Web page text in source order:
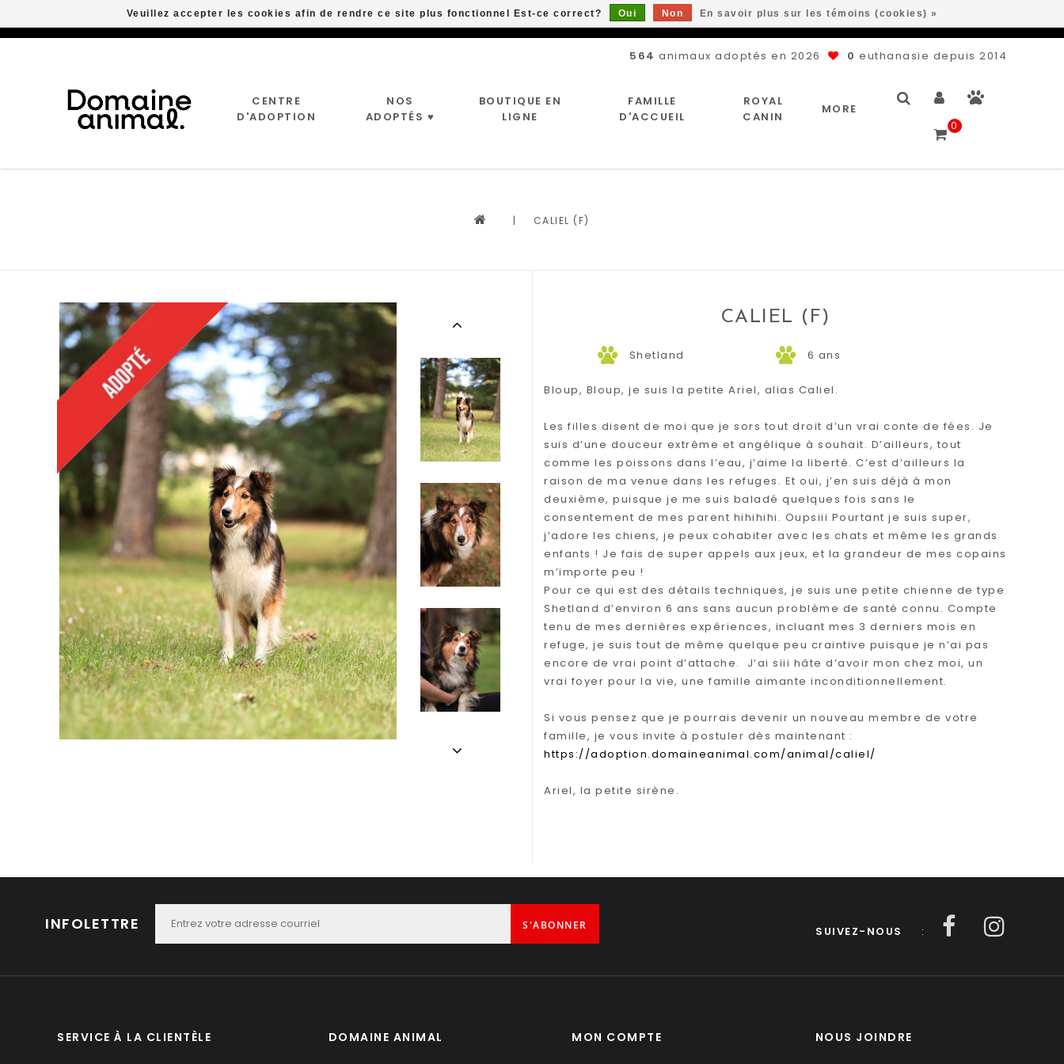
564 animaux adoptés en 2026 0 euthanasie depuis 2014
CENTRE
D'ADOPTION
NOS
ADOPTÉS ♥
BOUTIQUE EN
LIGNE
FAMILLE
D'ACCUEIL
ROYAL
CANIN
MORE
0
| CALIEL (F)
CALIEL (F)
Shetland 6 ans
Bloup, Bloup, je suis la petite Ariel, alias Caliel.
Les filles disent de moi que je sors tout droit d’un vrai conte de fées. Je
suis d’une douceur extrême et angélique à souhait. D’ailleurs, tout
comme les poissons dans l’eau, j’aime la liberté. C’est d’ailleurs la
raison de ma venue dans les refuges. Et oui, j’en suis déjà à mon
deuxième, puisque je me suis baladé quelques fois sans le
consentement de mes parent hihihihi. Oupsiii Pourtant je suis super,
j’adore les chiens, je peux cohabiter avec les chats et même les grands
enfants ! Je fais de super appels aux jeux, et la grandeur de mes copains
m’importe peu !
Pour ce qui est des détails techniques, je suis une petite chienne de type
Shetland d’environ 6 ans sans aucun problème de santé connu. Compte
tenu de mes dernières expériences, incluant mes 3 derniers mois en
refuge, je suis tout de même quelque peu craintive puisque je n’ai pas
encore de vrai point d’attache. J’ai siii hâte d’avoir mon chez moi, un
vrai foyer pour la vie, une famille aimante inconditionnellement.
Si vous pensez que je pourrais devenir un nouveau membre de votre
famille, je vous invite à postuler dès maintenant :
https://adoption.domaineanimal.com/animal/caliel/
Ariel, la petite sirène.
INFOLETTRE S'ABONNER SUIVEZ-NOUS :
SERVICE À LA CLIENTÈLE DOMAINE ANIMAL MON COMPTE NOUS JOINDRE
Veuillez accepter les cookies afin de rendre ce site plus fonctionnel Est-ce correct? Oui Non En savoir plus sur les témoins (cookies) »
Livraison gratuite à partir de 89$*